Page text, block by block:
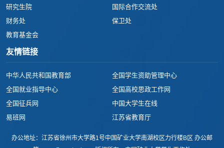
研究生院
国际合作交流处
财务处
保卫处
教育基金会
友情链接
中华人民共和国教育部
全国学生资助管理中心
全国就业指导中心
全国高校思政工作网
全国征兵网
中国大学生在线
易班网
江苏省教育厅
办公地址：江苏省徐州市大学路1号中国矿业大学南湖校区力行楼B区 办公邮